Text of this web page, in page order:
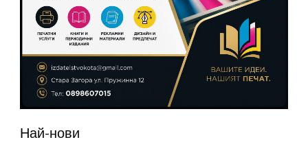
Най-нови